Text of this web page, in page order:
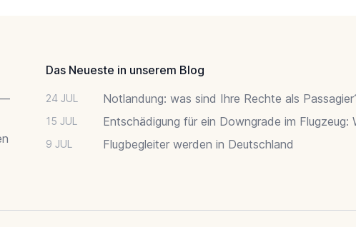
—
Das Neueste in unserem Blog
24 JUL Notlandung: was sind Ihre Rechte als
15 JUL Entschädigung für ein Downgrade im Flugzeug:
9 JUL Flugbegleiter werden in Deutschland